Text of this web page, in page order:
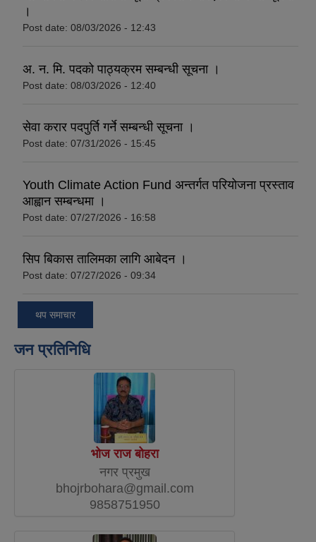
।
Post date: 08/03/2026 - 12:43
अ. न. मि. पदको पाठ्यक्रम सम्बन्धी सूचना ।
Post date: 08/03/2026 - 12:40
सेवा करार पदपुर्ति गर्ने सम्बन्धी सूचना ।
Post date: 07/31/2026 - 15:45
Youth Climate Action Fund अन्तर्गत परियोजना प्रस्ताव
आह्वान सम्बन्धमा ।
Post date: 07/27/2026 - 16:58
सिप बिकास तालिमका लागि आबेदन ।
Post date: 07/27/2026 - 09:34
थप समाचार
जन प्रतिनिधि
भोज राज बोहरा
नगर प्रमुख
bhojrbohara@gmail.com
9858751950